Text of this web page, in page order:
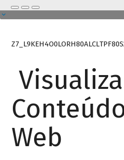
Web